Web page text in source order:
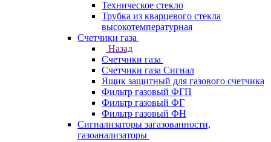
Техническое стекло
Трубка из кварцевого стекла
высокотемпературная
Счетчики газа
Назад
Счетчики газа
Счетчики газа Сигнал
Ящик защитный для газового счетчика
Фильтр газовый ФГП
Фильтр газовый ФГ
Фильтр газовый ФН
Сигнализаторы загазованности,
газоанализаторы